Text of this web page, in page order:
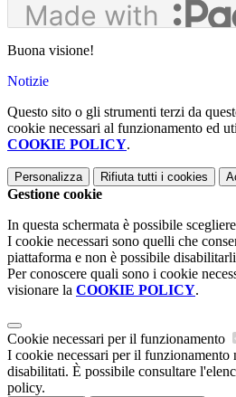
Buona visione!
Notizie
Questo sito o gli strumenti terzi da
cookie necessari al funzionamento ed
COOKIE POLICY.
Personalizza Rifiuta tutti i cookies
Gestione cookie
In questa schermata è possibile
I cookie necessari sono quelli che
piattaforma e non è possibile
Per conoscere quali sono i cookie
visionare la COOKIE POLICY.
Cookie necessari per il funzionamento
I cookie necessari per il funzionamento
disabilitati. È possibile consultare
policy.